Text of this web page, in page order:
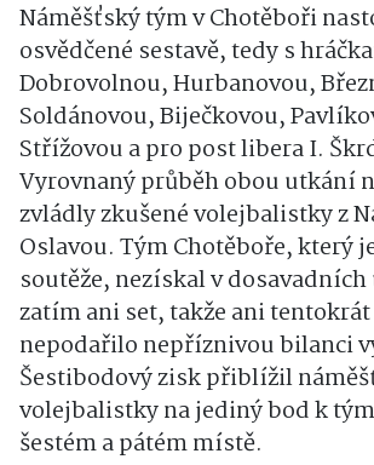
Náměšťský tým v Chotěboři
osvědčené sestavě, tedy s
Dobrovolnou, Hurbanovou,
Soldánovou, Biječkovou,
Střížovou a pro post libera I.
Vyrovnaný průběh obou utkání
zvládly zkušené volejbalistky z
Oslavou. Tým Chotěboře, který
soutěže, nezískal v
zatím ani set, takže ani
nepodařilo nepříznivou bilanci
Šestibodový zisk přiblížil
volejbalistky na jediný bod k
šestém a pátém místě.